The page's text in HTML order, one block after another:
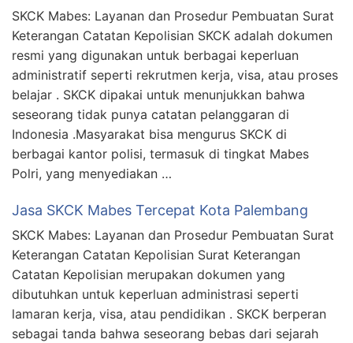
SKCK Mabes: Layanan dan Prosedur Pembuatan Surat
Keterangan Catatan Kepolisian SKCK adalah dokumen
resmi yang digunakan untuk berbagai keperluan
administratif seperti rekrutmen kerja, visa, atau proses
belajar . SKCK dipakai untuk menunjukkan bahwa
seseorang tidak punya catatan pelanggaran di
Indonesia .Masyarakat bisa mengurus SKCK di
berbagai kantor polisi, termasuk di tingkat Mabes
Polri, yang menyediakan …
Jasa SKCK Mabes Tercepat Kota Palembang
SKCK Mabes: Layanan dan Prosedur Pembuatan Surat
Keterangan Catatan Kepolisian Surat Keterangan
Catatan Kepolisian merupakan dokumen yang
dibutuhkan untuk keperluan administrasi seperti
lamaran kerja, visa, atau pendidikan . SKCK berperan
sebagai tanda bahwa seseorang bebas dari sejarah